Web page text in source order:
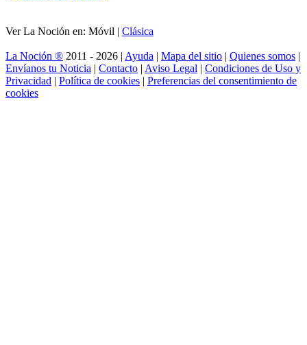
Ver La Noción en: Móvil | Clásica
La Noción ® 2011 - 2026 | Ayuda | Mapa del sitio | Quienes somos |
Envíanos tu Noticia | Contacto | Aviso Legal | Condiciones de Uso y
Privacidad | Política de cookies | Preferencias del consentimiento de
cookies